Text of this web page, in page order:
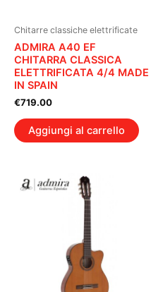
Chitarre classiche elettrificate
ADMIRA A40 EF
CHITARRA CLASSICA
ELETTRIFICATA 4/4 MADE
IN SPAIN
€719.00
Aggiungi al carrello